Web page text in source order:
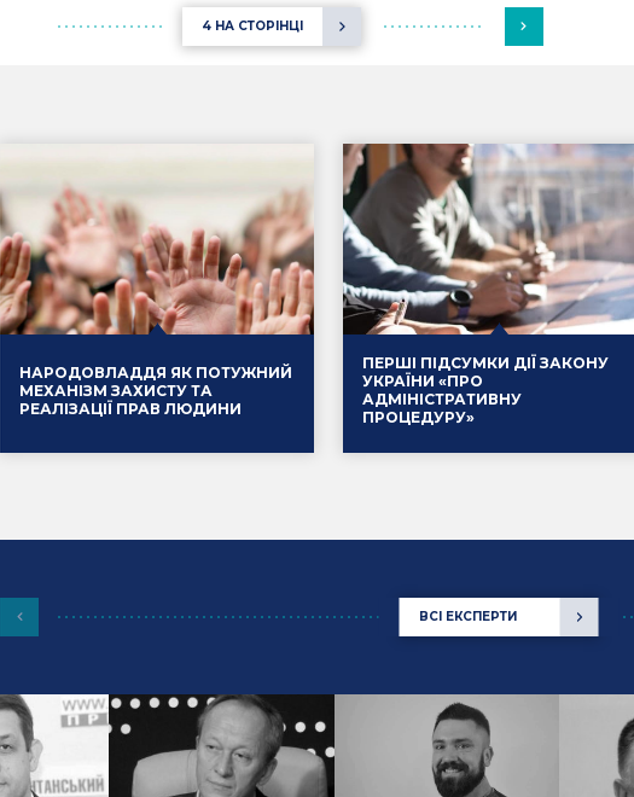
4 НА СТОРІНЦІ
НАРОДОВЛАДДЯ ЯК ПОТУЖНИЙ
МЕХАНІЗМ ЗАХИСТУ ТА
РЕАЛІЗАЦІЇ ПРАВ ЛЮДИНИ
16.01.2025 Події
ПЕРШІ ПІДСУМКИ ДІЇ ЗАКОНУ
УКРАЇНИ «ПРО
АДМІНІСТРАТИВНУ
ПРОЦЕДУРУ»
14.01.2025 Події
ВСІ ЕКСПЕРТИ